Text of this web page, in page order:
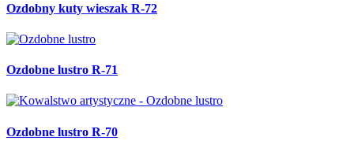
Ozdobny kuty wieszak R-72
Ozdobne lustro R-71
Ozdobne lustro R-70